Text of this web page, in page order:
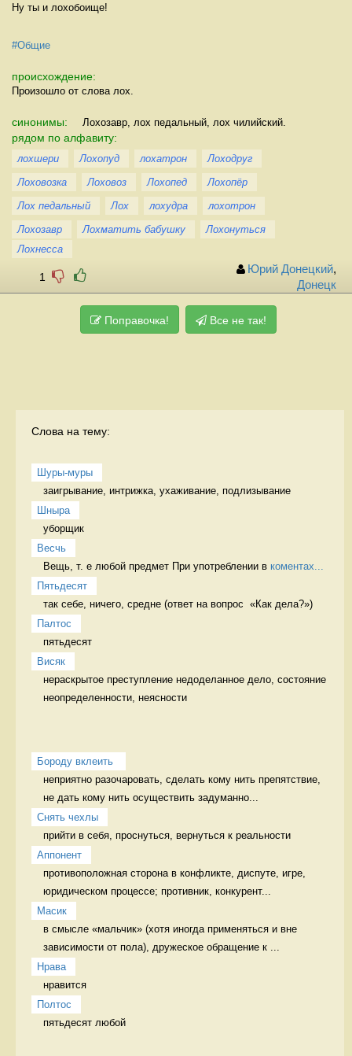
Ну ты и лохобоище!
#Общие
происхождение:
Произошло от слова лох.
синонимы: Лохозавр, лох педальный, лох чилийский.
рядом по алфавиту:
лохшери Лохопуд лохатрон
Лоходруг
Лоховозка
Лоховоз Лохопед
Лохопёр
Лох педальный
Лох лохудра
лохотрон
Лохозавр
Лохматить бабушку
Лохонуться
Лохнесса
1
Юрий Донецкий,
Донецк
Поправочка! Все не так!
Слова на тему:
Шуры-муры
заигрывание, интрижка, ухаживание, подлизывание
Шныра
уборщик
Весчь
Вещь, т. е любой предмет При употреблении в коментах...
Пятьдесят
так себе, ничего, средне (ответ на вопрос  «Как дела?»)
Палтос
пятьдесят
Висяк
нераскрытое преступление недоделанное дело, состояние
неопределенности, неясности
Бороду вклеить
неприятно разочаровать, сделать кому нить препятствие,
не дать кому нить осуществить задуманно...
Снять чехлы
прийти в себя, проснуться, вернуться к реальности
Аппонент
противоположная сторона в конфликте, диспуте, игре,
юридическом процессе; противник, конкурент...
Масик
в смысле «мальчик» (хотя иногда применяться и вне
зависимости от пола), дружеское обращение к ...
Нрава
нравится
Полтос
пятьдесят любой